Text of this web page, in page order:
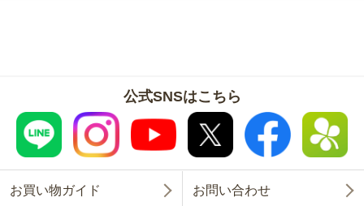
公式SNSはこちら
お買い物ガイド お問い合わせ